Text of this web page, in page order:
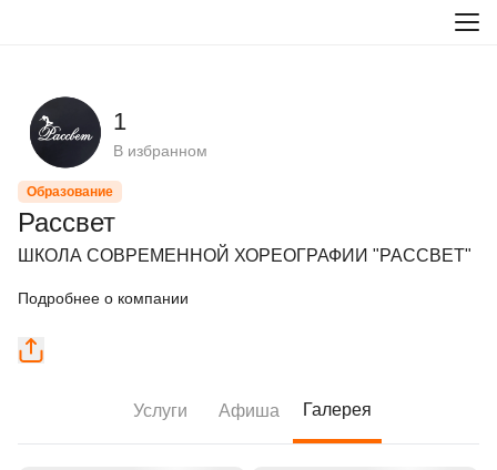
1
В избранном
Образование
Рассвет
ШКОЛА СОВРЕМЕННОЙ ХОРЕОГРАФИИ "РАССВЕТ"
Подробнее о компании
Услуги Афиша Галерея